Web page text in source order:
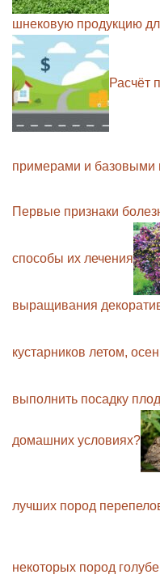
шнековую продукцию
Расчёт
примерами и базовыми
Первые признаки
способы их лечения
выращивания
кустарников летом,
выполнить посадку
домашних условиях?
лучших пород
некоторых пород